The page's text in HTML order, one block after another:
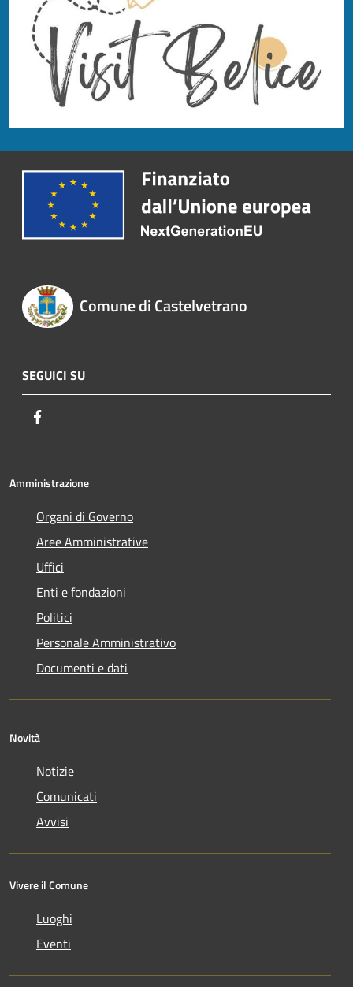
Comune di Castelvetrano
SEGUICI SU
Amministrazione
Organi di Governo
Aree Amministrative
Uffici
Enti e fondazioni
Politici
Personale Amministrativo
Documenti e dati
Novità
Notizie
Comunicati
Avvisi
Vivere il Comune
Luoghi
Eventi